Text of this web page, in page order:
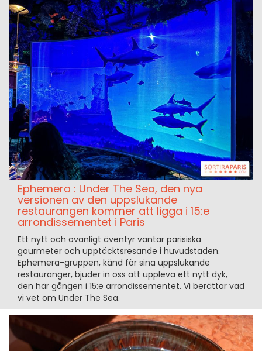
Ephemera : Under The Sea, den nya
versionen av den uppslukande
restaurangen kommer att ligga i 15:e
arrondissementet i Paris
Ett nytt och ovanligt äventyr väntar parisiska
gourmeter och upptäcktsresande i huvudstaden.
Ephemera-gruppen, känd för sina uppslukande
restauranger, bjuder in oss att uppleva ett nytt dyk,
den här gången i 15:e arrondissementet. Vi berättar vad
vi vet om Under The Sea.